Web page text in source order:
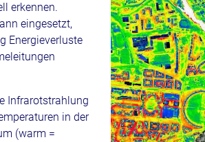
erkennen.
eingesetzt,
Energieverluste
Infrarotstrahlung
in der
(warm =